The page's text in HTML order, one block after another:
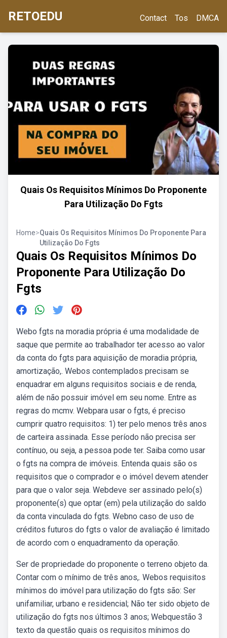
RETOEDU Contact Tos DMCA
Quais Os Requisitos Mínimos Do Proponente
Para Utilização Do Fgts
Home>Quais Os Requisitos Mínimos Do Proponente Para
Utilização Do Fgts
Quais Os Requisitos Mínimos Do
Proponente Para Utilização Do
Fgts
Webo fgts na moradia própria é uma modalidade de
saque que permite ao trabalhador ter acesso ao valor
da conta do fgts para aquisição de moradia própria,
amortização,. Webos contemplados precisam se
enquadrar em alguns requisitos sociais e de renda,
além de não possuir imóvel em seu nome. Entre as
regras do mcmv. Webpara usar o fgts, é preciso
cumprir quatro requisitos: 1) ter pelo menos três anos
de carteira assinada. Esse período não precisa ser
contínuo, ou seja, a pessoa pode ter. Saiba como usar
o fgts na compra de imóveis. Entenda quais são os
requisitos que o comprador e o imóvel devem atender
para que o valor seja. Webdeve ser assinado pelo(s)
proponente(s) que optar (em) pela utilização do saldo
da conta vinculada do fgts. Webno caso de uso de
créditos futuros do fgts o valor de avaliação é limitado
de acordo com o enquadramento da operação.
Ser de propriedade do proponente o terreno objeto da.
Contar com o mínimo de três anos,. Webos requisitos
mínimos do imóvel para utilização do fgts são: Ser
unifamiliar, urbano e residencial; Não ter sido objeto de
utilização do fgts nos últimos 3 anos; Webquestão 3
texto da questão quais os requisitos mínimos do